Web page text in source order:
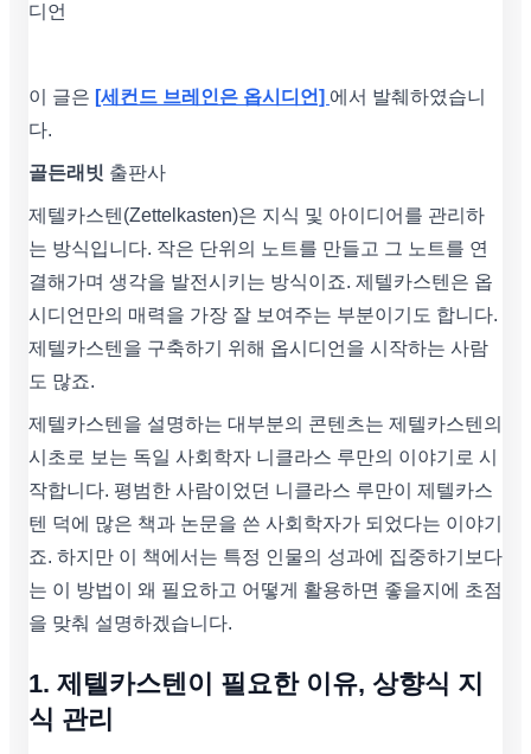
디언
이 글은 [세컨드 브레인은 옵시디언] 에서 발췌하였습니
다.
골든래빗 출판사
제텔카스텐(Zettelkasten)은 지식 및 아이디어를 관리하
는 방식입니다. 작은 단위의 노트를 만들고 그 노트를 연
결해가며 생각을 발전시키는 방식이죠. 제텔카스텐은 옵
시디언만의 매력을 가장 잘 보여주는 부분이기도 합니다.
제텔카스텐을 구축하기 위해 옵시디언을 시작하는 사람
도 많죠.
제텔카스텐을 설명하는 대부분의 콘텐츠는 제텔카스텐의
시초로 보는 독일 사회학자 니클라스 루만의 이야기로 시
작합니다. 평범한 사람이었던 니클라스 루만이 제텔카스
텐 덕에 많은 책과 논문을 쓴 사회학자가 되었다는 이야기
죠. 하지만 이 책에서는 특정 인물의 성과에 집중하기보다
는 이 방법이 왜 필요하고 어떻게 활용하면 좋을지에 초점
을 맞춰 설명하겠습니다.
1. 제텔카스텐이 필요한 이유, 상향식 지
식 관리